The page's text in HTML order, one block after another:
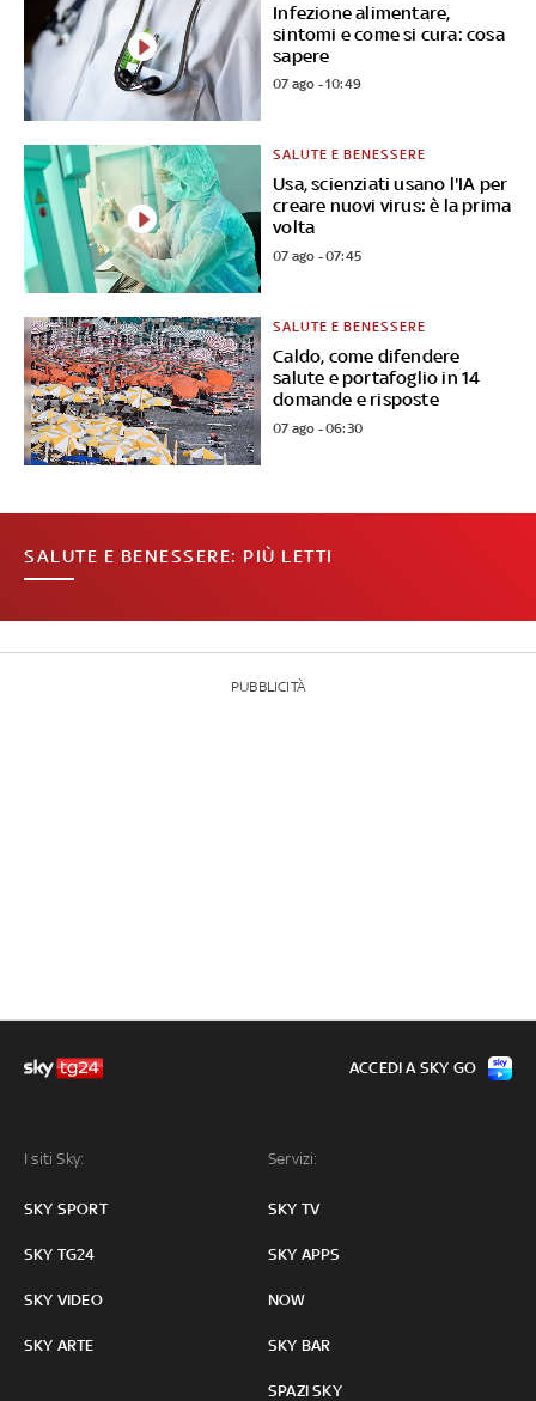
Infezione alimentare,
sintomi e come si cura: cosa
sapere
07 ago - 10:49
Usa, scienziati usano l'IA per
creare nuovi virus: è la prima
volta
SALUTE E BENESSERE
07 ago - 07:45
Caldo, come difendere
salute e portafoglio in 14
domande e risposte
SALUTE E BENESSERE
07 ago - 06:30
SALUTE E BENESSERE: PIÙ LETTI
PUBBLICITÀ
I siti Sky:
SKY SPORT
SKY TG24
SKY VIDEO
SKY ARTE
Servizi:
SKY TV
SKY APPS
NOW
SKY BAR
SPAZI SKY
ACCEDI A SKY GO